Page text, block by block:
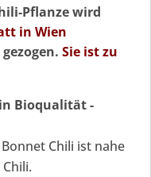
Pflanze wird
in Wien
Sie ist zu
Bioqualität -
Chili ist nahe